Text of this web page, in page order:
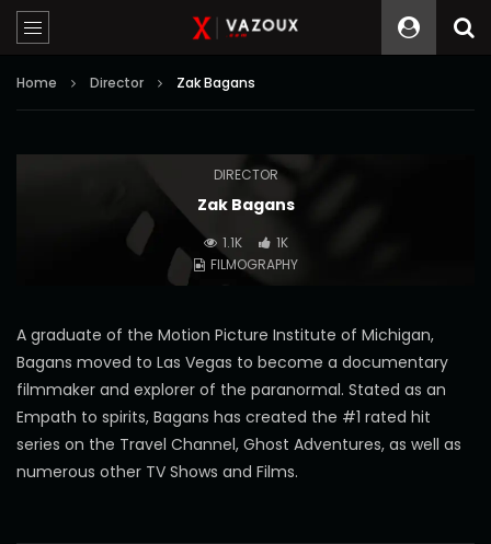
Home Director Zak Bagans
DIRECTOR
Zak Bagans
1.1K
1K
FILMOGRAPHY
A graduate of the Motion Picture Institute of Michigan,
Bagans moved to Las Vegas to become a documentary
filmmaker and explorer of the paranormal. Stated as an
Empath to spirits, Bagans has created the #1 rated hit
series on the Travel Channel, Ghost Adventures, as well as
numerous other TV Shows and Films.